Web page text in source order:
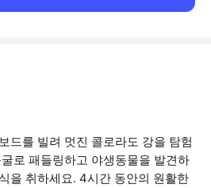
드를 빌려 멋진 콜로라도 강을 탐험
로 패들링하고 야생동물을 발견하
을 취하세요. 4시간 동안의 원활한